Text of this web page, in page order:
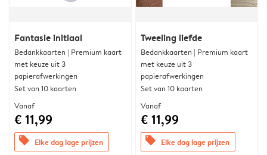
Fantasie initiaal
Bedankkaarten | Premium kaart
met keuze uit 3
papierafwerkingen
Set van 10 kaarten
Vanaf
€ 11,99
offers Elke dag lage prijzen
Tweeling liefde
Bedankkaarten | Premium kaart
met keuze uit 3
papierafwerkingen
Set van 10 kaarten
Vanaf
€ 11,99
offers Elke dag lage prijzen